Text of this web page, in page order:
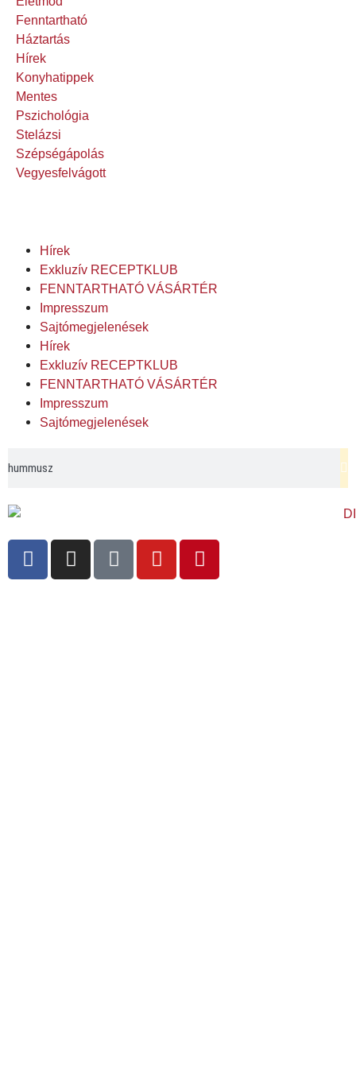
Fenntartható
Háztartás
Hírek
Konyhatippek
Mentes
Pszichológia
Stelázsi
Szépségápolás
Vegyesfelvágott
Hírek
Exkluzív RECEPTKLUB
FENNTARTHATÓ VÁSÁRTÉR
Impresszum
Sajtómegjelenések
Hírek
Exkluzív RECEPTKLUB
FENNTARTHATÓ VÁSÁRTÉR
Impresszum
Sajtómegjelenések